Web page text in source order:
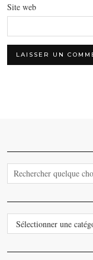
Site web
CATEGORIES